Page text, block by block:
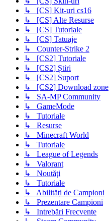
↳ [CS] Kit-uri cs16
↳ [CS] Alte Resurse
↳ [CS] Tutoriale
↳ [CS] Tatuaje
↳ Counter-Strike 2
↳ [CS2] Tutoriale
↳ [CS2] Știri
↳ [CS2] Suport
↳ [CS2] Download zone
↳ SA-MP Community
↳ GameMode
↳ Tutoriale
↳ Resurse
↳ Minecraft World
↳ Tutoriale
↳ League of Legends
↳ Valorant
↳ Noutăţi
↳ Tutoriale
↳ Abilități de Campioni
↳ Prezentare Campioni
↳ Intrebări Frecvente